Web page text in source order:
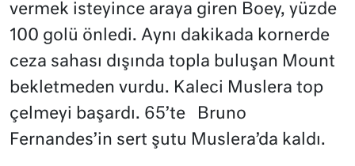
vermek isteyince araya giren Boey, yüzde
100 golü önledi. Aynı dakikada kornerde
ceza sahası dışında topla buluşan Mount
bekletmeden vurdu. Kaleci Muslera top
çelmeyi başardı. 65’te Bruno
Fernandes’in sert şutu Muslera’da kaldı.